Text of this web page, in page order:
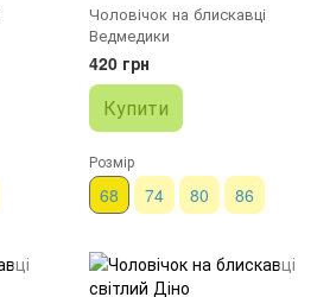
Чоловічок на блискавці
Ведмедики
420 грн
Купити
Розмір
68 74 80 86